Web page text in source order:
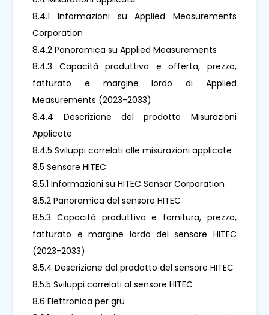
8.4.1 Informazioni su Applied Measurements
Corporation
8.4.2 Panoramica su Applied Measurements
8.4.3 Capacità produttiva e offerta, prezzo,
fatturato e margine lordo di Applied
Measurements (2023-2033)
8.4.4 Descrizione del prodotto Misurazioni
Applicate
8.4.5 Sviluppi correlati alle misurazioni applicate
8.5 Sensore HITEC
8.5.1 Informazioni su HITEC Sensor Corporation
8.5.2 Panoramica del sensore HITEC
8.5.3 Capacità produttiva e fornitura, prezzo,
fatturato e margine lordo del sensore HITEC
(2023-2033)
8.5.4 Descrizione del prodotto del sensore HITEC
8.5.5 Sviluppi correlati al sensore HITEC
8.6 Elettronica per gru